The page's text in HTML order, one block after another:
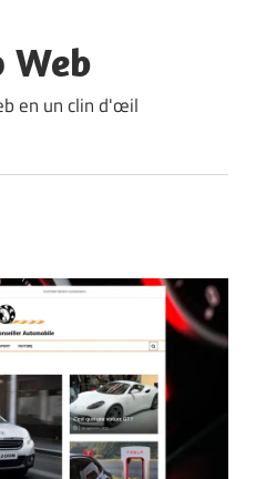
Web
en un clin d'œil